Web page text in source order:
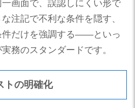
画面で、誤認しにくい形で
注記で不利な条件を隠す、
件だけを強調する——といっ
務のスタンダードです。
トの明確化